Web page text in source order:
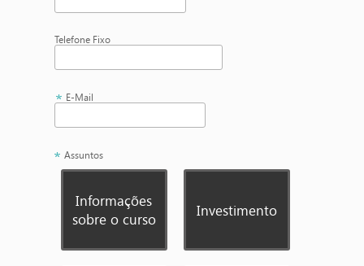
Telefone Fixo
E-Mail
Assuntos
Informações
sobre o curso
Investimento